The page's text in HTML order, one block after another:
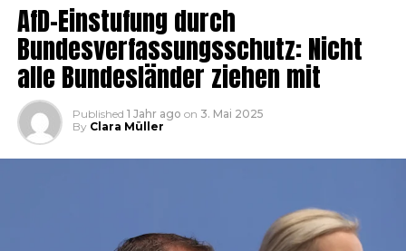
AfD-Einstufung durch
Bundesverfassungsschutz: Nicht
alle Bundesländer ziehen mit
Published 1 Jahr ago on 3. Mai 2025
By Clara Müller